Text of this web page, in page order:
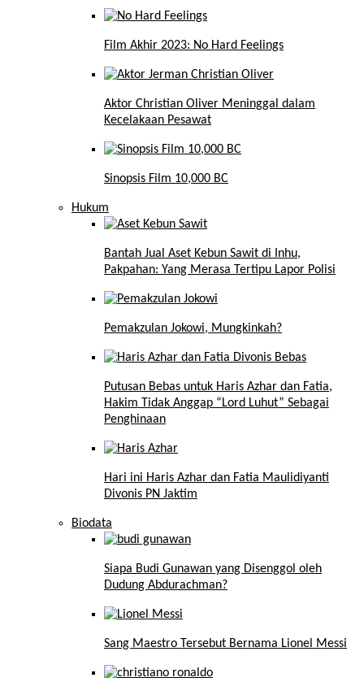
Film Akhir 2023: No Hard Feelings
Aktor Christian Oliver Meninggal dalam
Kecelakaan Pesawat
Sinopsis Film 10,000 BC
Hukum
Bantah Jual Aset Kebun Sawit di Inhu,
Pakpahan: Yang Merasa Tertipu Lapor Polisi
Pemakzulan Jokowi, Mungkinkah?
Putusan Bebas untuk Haris Azhar dan Fatia,
Hakim Tidak Anggap “Lord Luhut” Sebagai
Penghinaan
Hari ini Haris Azhar dan Fatia Maulidiyanti
Divonis PN Jaktim
Biodata
Siapa Budi Gunawan yang Disenggol oleh
Dudung Abdurachman?
Sang Maestro Tersebut Bernama Lionel Messi